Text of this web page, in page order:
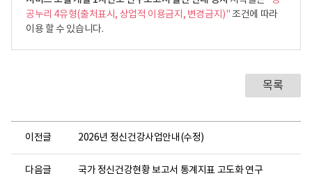
공누리 4유형(출처표시, 상업적 이용금지, 변경금지)"조건에 따라
이용 할 수 있습니다.
목록
이전글 2026년 정신건강사업안내(수정)
다음글 국가 정신건강현황 보고서 통계지표 고도화 연구